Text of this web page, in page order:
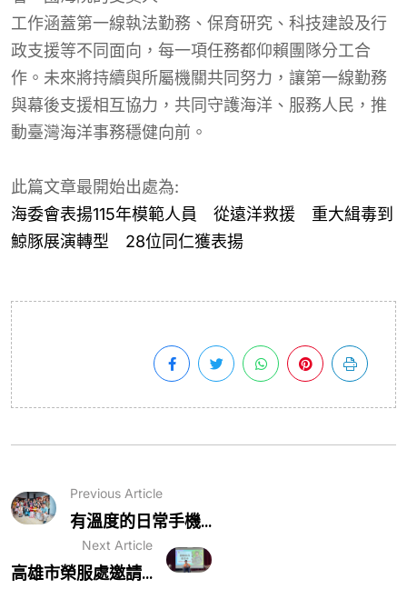
工作涵蓋第一線執法勤務、保育研究、科技建設及行
政支援等不同面向，每一項任務都仰賴團隊分工合
作。未來將持續與所屬機關共同努力，讓第一線勤務
與幕後支援相互協力，共同守護海洋、服務人民，推
動臺灣海洋事務穩健向前。
此篇文章最開始出處為:
海委會表揚115年模範人員 從遠洋救援 重大緝毒到
鯨豚展演轉型 28位同仁獲表揚
Previous Article
有溫度的日常手機...
Next Article
高雄市榮服處邀請...